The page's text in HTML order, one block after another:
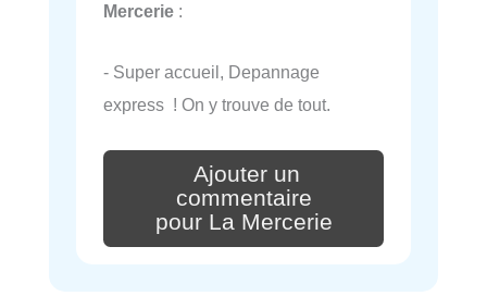
Mercerie :
- Super accueil, Depannage
express ! On y trouve de tout.
Ajouter un
commentaire
pour La Mercerie